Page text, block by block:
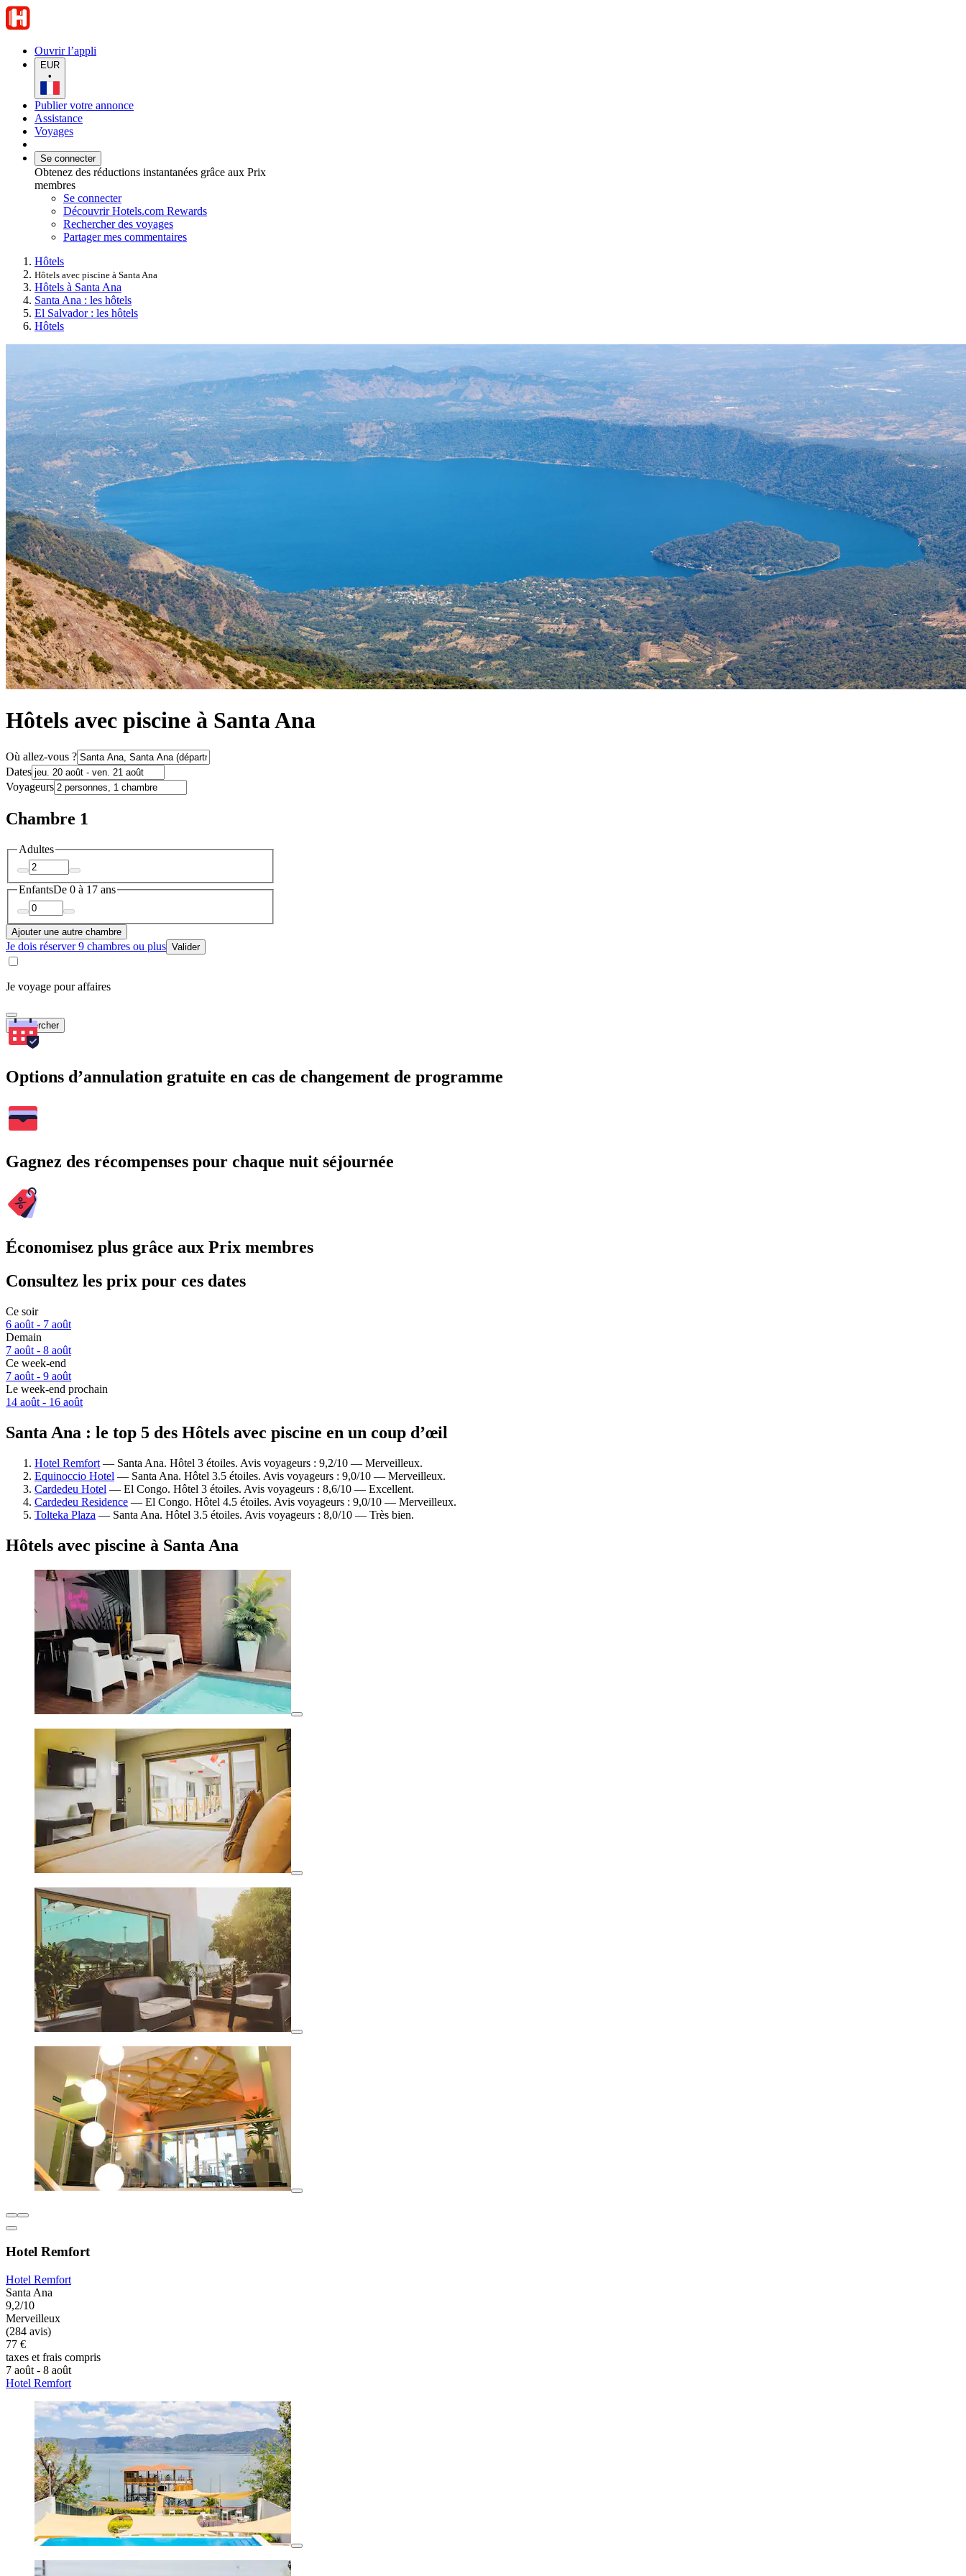
Ouvrir l’appli
EUR
•
Publier votre annonce
Assistance
Voyages
Se connecter
Obtenez des réductions instantanées grâce aux Prix
membres
Se connecter
Découvrir Hotels.com Rewards
Rechercher des voyages
Partager mes commentaires
Hôtels
Hôtels avec piscine à Santa Ana
Hôtels à Santa Ana
Santa Ana : les hôtels
El Salvador : les hôtels
Hôtels
Hôtels avec piscine à Santa Ana
Où allez-vous ?
Dates
Voyageurs
Chambre 1
Adultes
EnfantsDe 0 à 17 ans
Ajouter une autre chambre
Je dois réserver 9 chambres ou plus Valider
Je voyage pour affaires
Rechercher
Options d’annulation gratuite en cas de changement de programme
Gagnez des récompenses pour chaque nuit séjournée
Économisez plus grâce aux Prix membres
Consultez les prix pour ces dates
Ce soir
6 août - 7 août
Demain
7 août - 8 août
Ce week-end
7 août - 9 août
Le week-end prochain
14 août - 16 août
Santa Ana : le top 5 des Hôtels avec piscine en un coup d’œil
Hotel Remfort — Santa Ana. Hôtel 3 étoiles. Avis voyageurs : 9,2/10 — Merveilleux.
Equinoccio Hotel — Santa Ana. Hôtel 3.5 étoiles. Avis voyageurs : 9,0/10 — Merveilleux.
Cardedeu Hotel — El Congo. Hôtel 3 étoiles. Avis voyageurs : 8,6/10 — Excellent.
Cardedeu Residence — El Congo. Hôtel 4.5 étoiles. Avis voyageurs : 9,0/10 — Merveilleux.
Tolteka Plaza — Santa Ana. Hôtel 3.5 étoiles. Avis voyageurs : 8,0/10 — Très bien.
Hôtels avec piscine à Santa Ana
Hotel Remfort
Hotel Remfort
Santa Ana
9,2/10
Merveilleux
(284 avis)
77 €
taxes et frais compris
7 août - 8 août
Hotel Remfort